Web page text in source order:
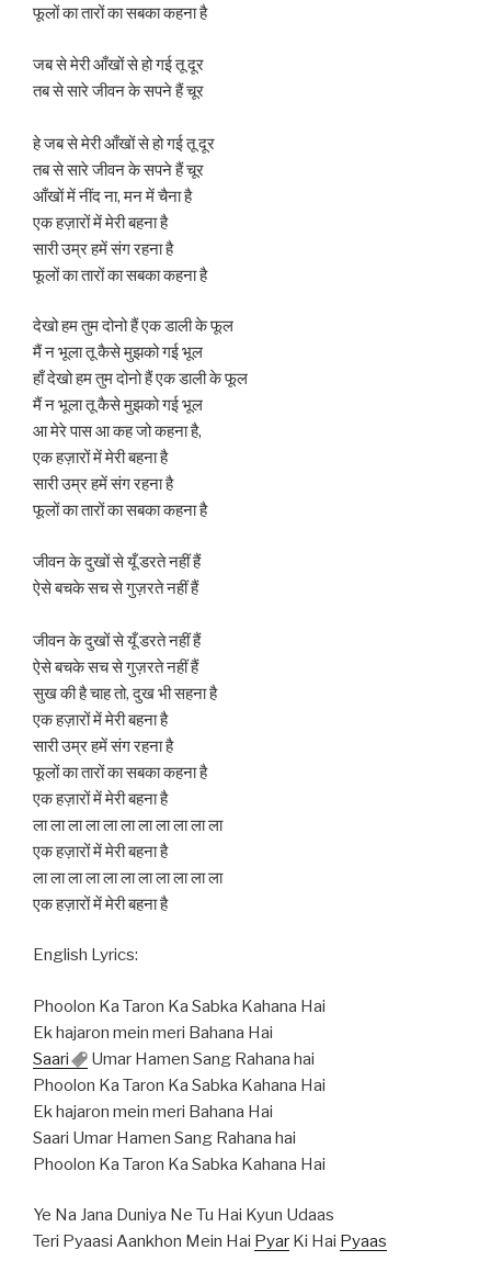
फूलों का तारों का सबका कहना है
जब से मेरी आँखों से हो गई तू दूर
तब से सारे जीवन के सपने हैं चूर
हे जब से मेरी आँखों से हो गई तू दूर
तब से सारे जीवन के सपने हैं चूर
आँखों में नींद ना, मन में चैना है
एक हज़ारों में मेरी बहना है
सारी उम्र हमें संग रहना है
फूलों का तारों का सबका कहना है
देखो हम तुम दोनो हैं एक डाली के फूल
मैं न भूला तू कैसे मुझको गई भूल
हाँ देखो हम तुम दोनो हैं एक डाली के फूल
मैं न भूला तू कैसे मुझको गई भूल
आ मेरे पास आ कह जो कहना है,
एक हज़ारों में मेरी बहना है
सारी उम्र हमें संग रहना है
फूलों का तारों का सबका कहना है
जीवन के दुखों से यूँ डरते नहीं हैं
ऐसे बचके सच से गुज़रते नहीं हैं
जीवन के दुखों से यूँ डरते नहीं हैं
ऐसे बचके सच से गुज़रते नहीं हैं
सुख की है चाह तो, दुख भी सहना है
एक हज़ारों में मेरी बहना है
सारी उम्र हमें संग रहना है
फूलों का तारों का सबका कहना है
एक हज़ारों में मेरी बहना है
ला ला ला ला ला ला ला ला ला ला ला
एक हज़ारों में मेरी बहना है
ला ला ला ला ला ला ला ला ला ला ला
एक हज़ारों में मेरी बहना है
English Lyrics:
Phoolon Ka Taron Ka Sabka Kahana Hai
Ek hajaron mein meri Bahana Hai
Saari
Umar Hamen Sang Rahana hai
Phoolon Ka Taron Ka Sabka Kahana Hai
Ek hajaron mein meri Bahana Hai
Saari Umar Hamen Sang Rahana hai
Phoolon Ka Taron Ka Sabka Kahana Hai
Ye Na Jana Duniya Ne Tu Hai Kyun Udaas
Teri Pyaasi Aankhon Mein Hai Pyar Ki Hai Pyaas